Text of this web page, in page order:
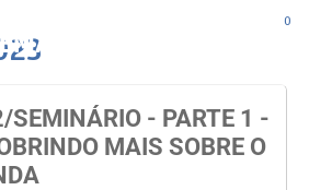
0
SEMINÁRIO - PARTE 1 -
MAIS SOBRE O